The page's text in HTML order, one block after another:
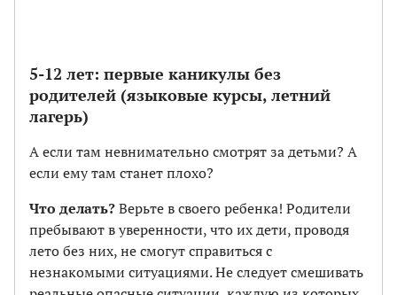
5-12 лет: первые каникулы без
родителей (языковые курсы, летний
лагерь)
А если там невнимательно смотрят за детьми? А
если ему там станет плохо?
Что делать?Верьте в своего ребенка! Родители
пребывают в уверенности, что их дети, проводя
лето без них, не смогут справиться с
незнакомыми ситуациями. Не следует смешивать